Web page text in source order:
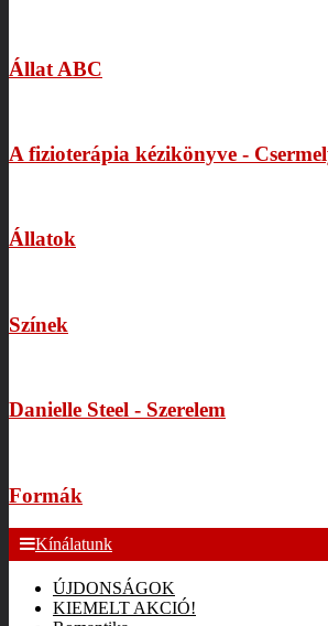
Állat ABC
A fizioterápia kézikönyve -
Állatok
Színek
Danielle Steel - Szerelem
Formák
Kínálatunk
ÚJDONSÁGOK
KIEMELT AKCIÓ!